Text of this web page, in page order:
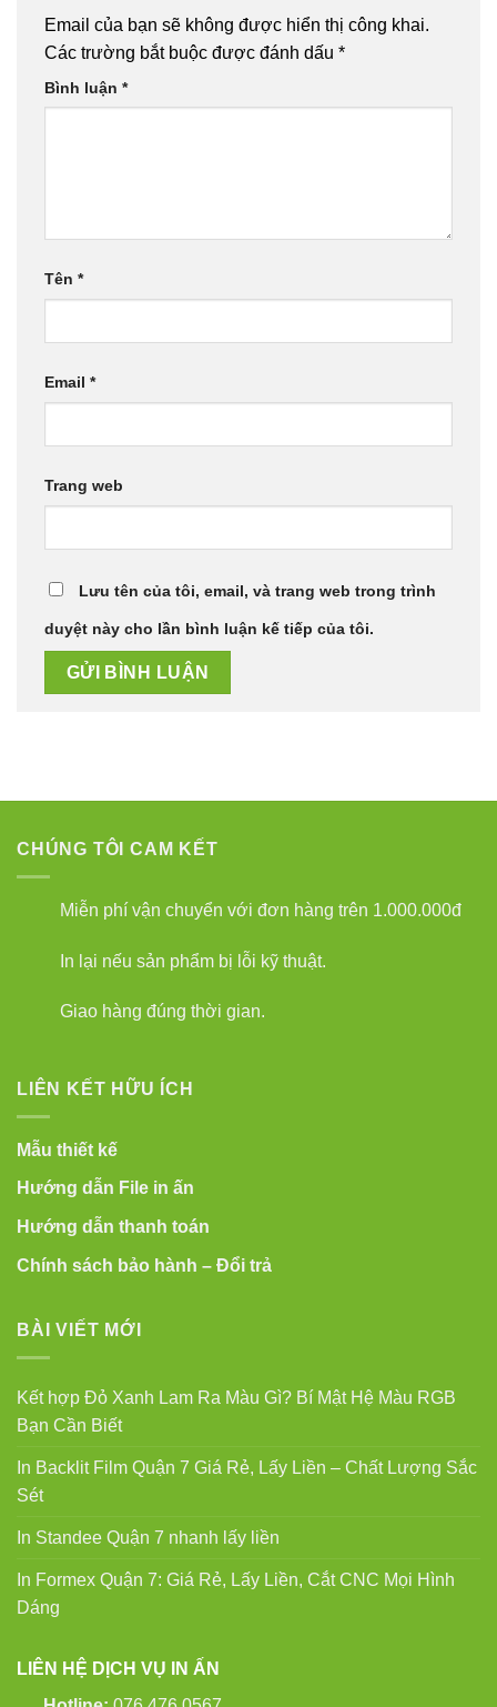
Email của bạn sẽ không được hiển thị công khai.
Các trường bắt buộc được đánh dấu *
Bình luận *
Tên *
Email *
Trang web
Lưu tên của tôi, email, và trang web trong trình
duyệt này cho lần bình luận kế tiếp của tôi.
CHÚNG TÔI CAM KẾT
Miễn phí vận chuyển với đơn hàng trên 1.000.000đ
In lại nếu sản phẩm bị lỗi kỹ thuật.
Giao hàng đúng thời gian.
LIÊN KẾT HỮU ÍCH
Mẫu thiết kế
Hướng dẫn File in ấn
Hướng dẫn thanh toán
Chính sách bảo hành – Đổi trả
BÀI VIẾT MỚI
Kết hợp Đỏ Xanh Lam Ra Màu Gì? Bí Mật Hệ Màu RGB
Bạn Cần Biết
In Backlit Film Quận 7 Giá Rẻ, Lấy Liền – Chất Lượng Sắc
Sét
In Standee Quận 7 nhanh lấy liền
In Formex Quận 7: Giá Rẻ, Lấy Liền, Cắt CNC Mọi Hình
Dáng
LIÊN HỆ DỊCH VỤ IN ẤN